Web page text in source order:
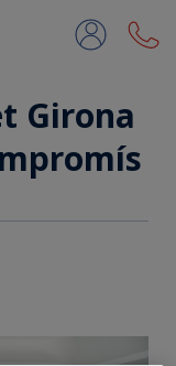
Girona